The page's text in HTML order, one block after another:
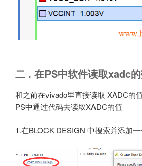
二 . 在PS中软件读取xadc
和之前在vivado里直接读取 XADC的
PS中通过代码去读取XADC的值
1.在BLOCK DESIGN 中搜索并添加